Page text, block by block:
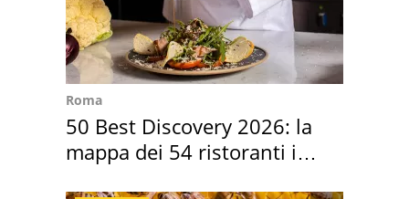
Roma
50 Best Discovery 2026: la
mappa dei 54 ristoranti in